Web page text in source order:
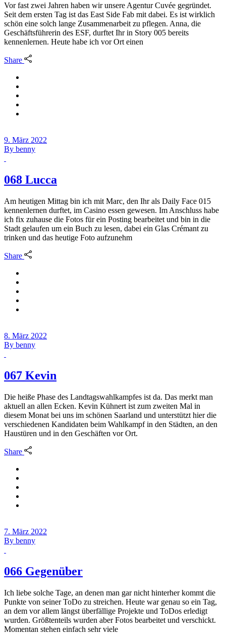
Vor fast zwei Jahren haben wir unsere Agentur Cuvée gegründet.
Seit dem ersten Tag ist das East Side Fab mit dabei. Es ist wirklich
schön eine solch lange Zusammenarbeit zu pflegen. Anna, die
Geschäftsführerin des ESF, durftet Ihr in Story 005 bereits
kennenlernen. Heute habe ich vor Ort einen
Share
9. März 2022
By benny
068 Lucca
Am heutigen Mittag bin ich mit Marc, den Ihr als Daily Face 015
kennenlernen durftet, im Casino essen gewesen. Im Anschluss habe
ich fix zuhause die Fotos für ein Posting bearbeitet und bin in die
Stadt gelaufen um ein Buch zu lesen, dabei ein Glas Crémant zu
trinken und das heutige Foto aufzunehm
Share
8. März 2022
By benny
067 Kevin
Die heiße Phase des Landtagswahlkampfes ist da. Das merkt man
aktuell an allen Ecken. Kevin Kühnert ist zum zweiten Mal in
diesem Monat bei uns im schönen Saarland und unterstützt hier die
verschiedenen Kandidaten beim Wahlkampf in den Städten, an den
Haustüren und in den Geschäften vor Ort.
Share
7. März 2022
By benny
066 Gegenüber
Ich liebe solche Tage, an denen man gar nicht hinterher kommt die
Punkte von seiner ToDo zu streichen. Heute war genau so ein Tag,
an dem vor allem längst überfällige Projekte und ToDos erledigt
wurden. Größtenteils wurden aber Fotos bearbeitet und verschickt.
Momentan stehen einfach sehr viele